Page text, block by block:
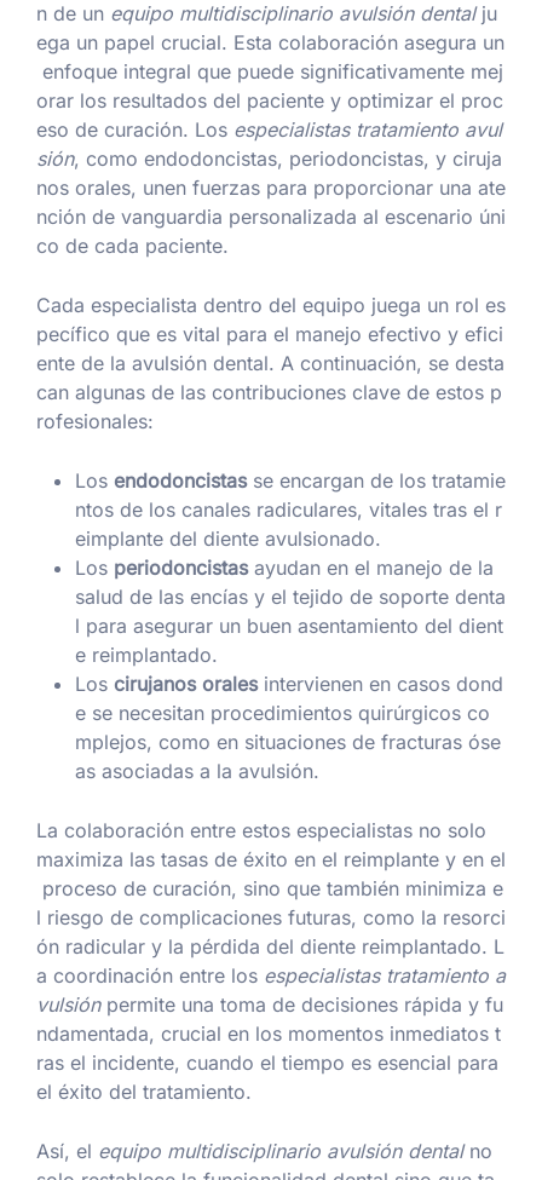
n de un equipo multidisciplinario avulsión dentalju
ega un papel crucial. Esta colaboración asegura un
enfoque integral que puede significativamente mej
orar los resultados del paciente y optimizar el proc
eso de curación. Los especialistas tratamiento avul
sión, como endodoncistas, periodoncistas, y ciruja
nos orales, unen fuerzas para proporcionar una ate
nción de vanguardia personalizada al escenario úni
co de cada paciente.
Cada especialista dentro del equipo juega un rol es
pecífico que es vital para el manejo efectivo y efici
ente de la avulsión dental. A continuación, se desta
can algunas de las contribuciones clave de estos p
rofesionales:
Los endodoncistasse encargan de los tratamie
ntos de los canales radiculares, vitales tras el r
eimplante del diente avulsionado.
Los periodoncistasayudan en el manejo de la
salud de las encías y el tejido de soporte denta
l para asegurar un buen asentamiento del dient
e reimplantado.
Los cirujanos oralesintervienen en casos dond
e se necesitan procedimientos quirúrgicos co
mplejos, como en situaciones de fracturas óse
as asociadas a la avulsión.
La colaboración entre estos especialistas no solo
maximiza las tasas de éxito en el reimplante y en el
proceso de curación, sino que también minimiza e
l riesgo de complicaciones futuras, como la resorci
ón radicular y la pérdida del diente reimplantado. L
a coordinación entre los especialistas tratamiento a
vulsiónpermite una toma de decisiones rápida y fu
ndamentada, crucial en los momentos inmediatos t
ras el incidente, cuando el tiempo es esencial para
el éxito del tratamiento.
Así, el equipo multidisciplinario avulsión dentalno